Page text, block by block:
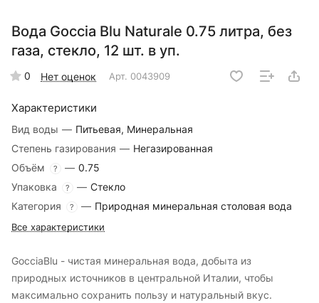
Вода Goccia Blu Naturale 0.75 литра, без
газа, стекло, 12 шт. в уп.
0 Нет оценок Арт. 0043909
Характеристики
Вид воды — Питьевая, Минеральная
Степень газирования — Негазированная
Объём
? — 0.75
Упаковка
? — Стекло
Категория
? — Природная минеральная столовая вода
Все характеристики
GocciaBlu - чистая минеральная вода, добыта из
природных источников в центральной Италии, чтобы
максимально сохранить пользу и натуральный вкус.